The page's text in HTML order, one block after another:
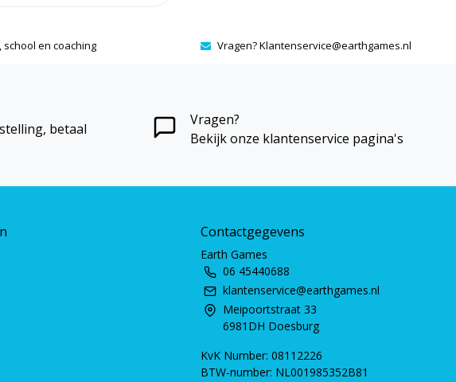
school en coaching Vragen?Klantenservice@earthgames.nl
betaal
Vragen?
Bekijk onze klantenservice pagina's
Contactgegevens
Earth Games
06 45440688
klantenservice@earthgames.nl
Meipoortstraat 33
6981DH Doesburg
KvK Number: 08112226
BTW-number: NL001985352B81